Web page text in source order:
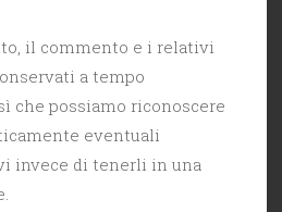
il commento e i relativi
a tempo
che possiamo riconoscere
eventuali
invece di tenerli in una